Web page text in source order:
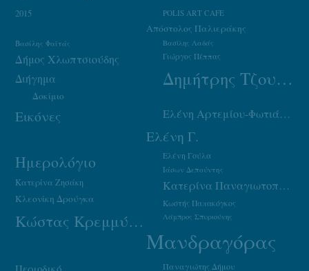
2015 POLIS ART CAFE
Απόστολος Παλιεράκης
Βασίλης Λαδάς
Βασίλης Φαϊτάς
Γιώργος Πέππας
Δήμος Χλωπτσιούδης
Δημήτρης Τζουμάκας
Διήγημα
Δοκίμιο
Εικόνες Ελένη Αρτεμίου-Φωτιάδου
Ελένη Γ.
Ελένη Γούλα
Ημερολόγιο Ιάσων Δεπούντης
Κατερίνα Ζησάκη Κατερίνα Παναγιωτοπούλου
Κλεονίκη Δρούγκα Κωστής Παπακόγκος
Κώστας Κρεμμύδας Λάμπρος Σπυριούνης
Μανδραγόρας
Παναγιώτης Δήμου